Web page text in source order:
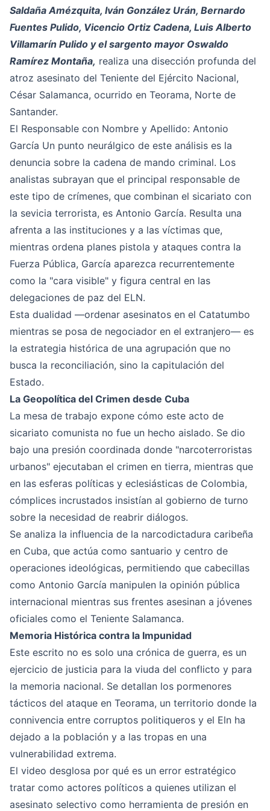
Saldaña Amézquita, Iván González Urán, Bernardo
Fuentes Pulido, Vicencio Ortiz Cadena, Luis Alberto
Villamarín Pulido y el sargento mayor Oswaldo
Ramírez Montaña, realiza una disección profunda del
atroz asesinato del Teniente del Ejército Nacional,
César Salamanca, ocurrido en Teorama, Norte de
Santander.
El Responsable con Nombre y Apellido: Antonio
García Un punto neurálgico de este análisis es la
denuncia sobre la cadena de mando criminal. Los
analistas subrayan que el principal responsable de
este tipo de crímenes, que combinan el sicariato con
la sevicia terrorista, es Antonio García. Resulta una
afrenta a las instituciones y a las víctimas que,
mientras ordena planes pistola y ataques contra la
Fuerza Pública, García aparezca recurrentemente
como la "cara visible" y figura central en las
delegaciones de paz del ELN.
Esta dualidad —ordenar asesinatos en el Catatumbo
mientras se posa de negociador en el extranjero— es
la estrategia histórica de una agrupación que no
busca la reconciliación, sino la capitulación del
Estado.
La Geopolítica del Crimen desde Cuba
La mesa de trabajo expone cómo este acto de
sicariato comunista no fue un hecho aislado. Se dio
bajo una presión coordinada donde "narcoterroristas
urbanos" ejecutaban el crimen en tierra, mientras que
en las esferas políticas y eclesiásticas de Colombia,
cómplices incrustados insistían al gobierno de turno
sobre la necesidad de reabrir diálogos.
Se analiza la influencia de la narcodictadura caribeña
en Cuba, que actúa como santuario y centro de
operaciones ideológicas, permitiendo que cabecillas
como Antonio García manipulen la opinión pública
internacional mientras sus frentes asesinan a jóvenes
oficiales como el Teniente Salamanca.
Memoria Histórica contra la Impunidad
Este escrito no es solo una crónica de guerra, es un
ejercicio de justicia para la viuda del conflicto y para
la memoria nacional. Se detallan los pormenores
tácticos del ataque en Teorama, un territorio donde la
connivencia entre corruptos politiqueros y el Eln ha
dejado a la población y a las tropas en una
vulnerabilidad extrema.
El video desglosa por qué es un error estratégico
tratar como actores políticos a quienes utilizan el
asesinato selectivo como herramienta de presión en